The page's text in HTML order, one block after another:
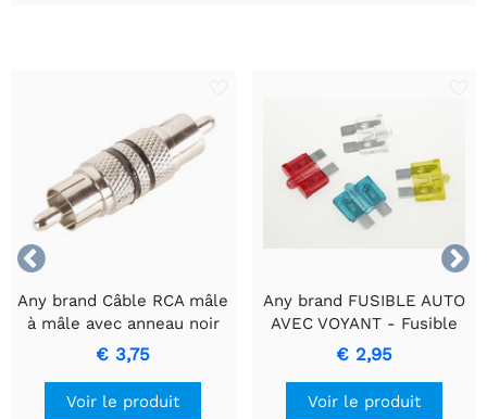


Any brand Câble RCA mâle
à mâle avec anneau noir
pour un transfert de
signal de haute qualité
€ 3,75
Voir le produit
Any brand FUSIBLE AUTO
AVEC VOYANT - Fusible
bleu 15A
€ 2,95
Voir le produit